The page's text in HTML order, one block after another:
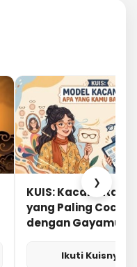
KUIS: Kacamata Apa
yang Paling Cocok
dengan Gayamu?
Ikuti Kuisnya ➔
❯